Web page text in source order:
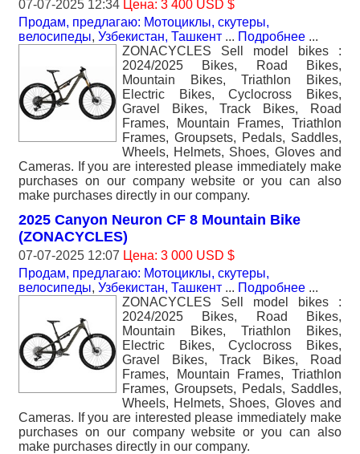
07-07-2025 12:34 Цена: 3 400 USD $
Продам, предлагаю: Мотоциклы, скутеры,
велосипеды, Узбекистан, Ташкент ... Подробнее ...
ZONACYCLES Sell model bikes :
2024/2025 Bikes, Road Bikes,
Mountain Bikes, Triathlon Bikes,
Electric Bikes, Cyclocross Bikes,
Gravel Bikes, Track Bikes, Road
Frames, Mountain Frames, Triathlon
Frames, Groupsets, Pedals, Saddles,
Wheels, Helmets, Shoes, Gloves and
Cameras. If you are interested please immediately make
purchases on our company website or you can also
make purchases directly in our company.
2025 Canyon Neuron CF 8 Mountain Bike
(ZONACYCLES)
07-07-2025 12:07 Цена: 3 000 USD $
Продам, предлагаю: Мотоциклы, скутеры,
велосипеды, Узбекистан, Ташкент ... Подробнее ...
ZONACYCLES Sell model bikes :
2024/2025 Bikes, Road Bikes,
Mountain Bikes, Triathlon Bikes,
Electric Bikes, Cyclocross Bikes,
Gravel Bikes, Track Bikes, Road
Frames, Mountain Frames, Triathlon
Frames, Groupsets, Pedals, Saddles,
Wheels, Helmets, Shoes, Gloves and
Cameras. If you are interested please immediately make
purchases on our company website or you can also
make purchases directly in our company.